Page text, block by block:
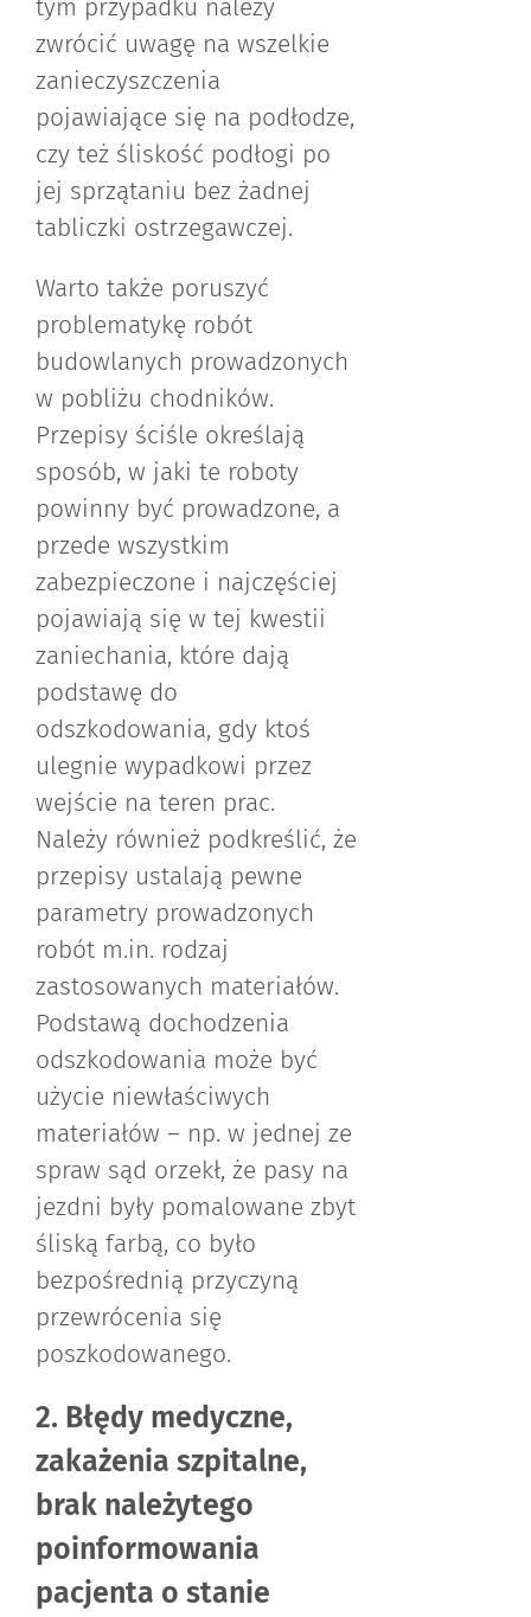
tym przypadku należy
zwrócić uwagę na wszelkie
zanieczyszczenia
pojawiające się na podłodze,
czy też śliskość podłogi po
jej sprzątaniu bez żadnej
tabliczki ostrzegawczej.
Warto także poruszyć
problematykę robót
budowlanych prowadzonych
w pobliżu chodników.
Przepisy ściśle określają
sposób, w jaki te roboty
powinny być prowadzone, a
przede wszystkim
zabezpieczone i najczęściej
pojawiają się w tej kwestii
zaniechania, które dają
podstawę do
odszkodowania, gdy ktoś
ulegnie wypadkowi przez
wejście na teren prac.
Należy również podkreślić, że
przepisy ustalają pewne
parametry prowadzonych
robót m.in. rodzaj
zastosowanych materiałów.
Podstawą dochodzenia
odszkodowania może być
użycie niewłaściwych
materiałów – np. w jednej ze
spraw sąd orzekł, że pasy na
jezdni były pomalowane zbyt
śliską farbą, co było
bezpośrednią przyczyną
przewrócenia się
poszkodowanego.
2. Błędy medyczne,
zakażenia szpitalne,
brak należytego
poinformowania
pacjenta o stanie